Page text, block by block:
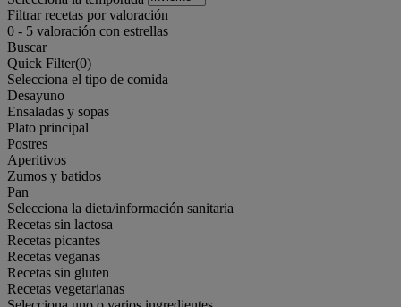
Filtrar recetas por valoración
0 - 5 valoración con estrellas
Buscar
Quick Filter(0)
Selecciona el tipo de comida
Desayuno
Ensaladas y sopas
Plato principal
Postres
Aperitivos
Zumos y batidos
Pan
Selecciona la dieta/información sanitaria
Recetas sin lactosa
Recetas picantes
Recetas veganas
Recetas sin gluten
Recetas vegetarianas